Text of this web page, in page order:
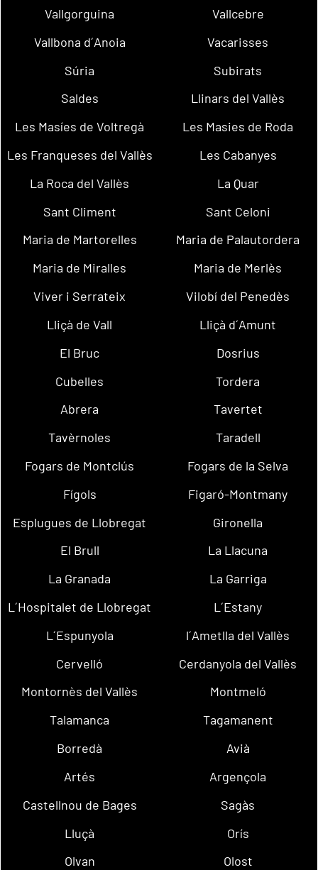
Vallgorguina
Vallcebre
Vallbona d´Anoia
Vacarisses
Súria
Subirats
Saldes
Llinars del Vallès
Les Masíes de Voltregà
Les Masies de Roda
Les Franqueses del Vallès
Les Cabanyes
La Roca del Vallès
La Quar
Sant Climent
Sant Celoni
Maria de Martorelles
Maria de Palautordera
Maria de Miralles
Maria de Merlès
Viver i Serrateix
Vilobí del Penedès
Lliçà de Vall
Lliçà d´Amunt
El Bruc
Dosrius
Cubelles
Tordera
Abrera
Tavertet
Tavèrnoles
Taradell
Fogars de Montclús
Fogars de la Selva
Fígols
Figaró-Montmany
Esplugues de Llobregat
Gironella
El Brull
La Llacuna
La Granada
La Garriga
L´Hospitalet de Llobregat
L´Estany
L´Espunyola
l´Ametlla del Vallès
Cervelló
Cerdanyola del Vallès
Montornès del Vallès
Montmeló
Talamanca
Tagamanent
Borredà
Avià
Artés
Argençola
Castellnou de Bages
Sagàs
Lluçà
Orís
Olvan
Olost